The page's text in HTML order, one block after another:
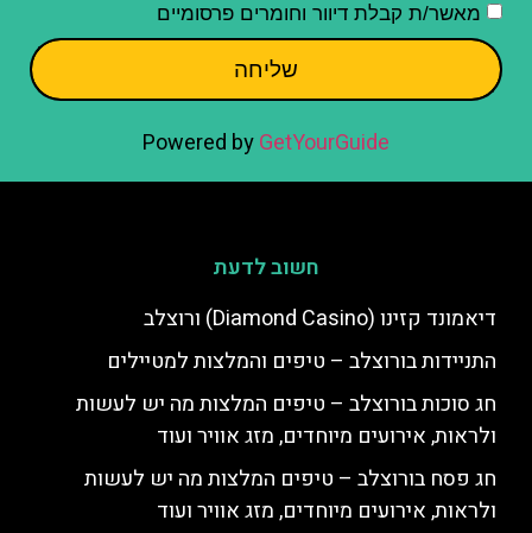
מאשר/ת קבלת דיוור וחומרים פרסומיים
שליחה
Powered byGetYourGuide
חשוב לדעת
דיאמונד קזינו (Diamond Casino) ורוצלב
התניידות בורוצלב – טיפים והמלצות למטיילים
חג סוכות בורוצלב – טיפים המלצות מה יש לעשות
ולראות, אירועים מיוחדים, מזג אוויר ועוד
חג פסח בורוצלב – טיפים המלצות מה יש לעשות
ולראות, אירועים מיוחדים, מזג אוויר ועוד